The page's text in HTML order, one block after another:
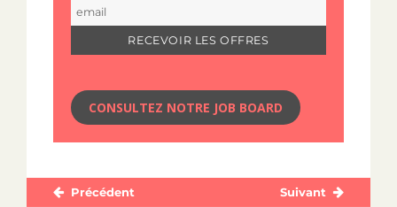
CONSULTEZ NOTRE JOB BOARD
NavigationPrécédent Suivant